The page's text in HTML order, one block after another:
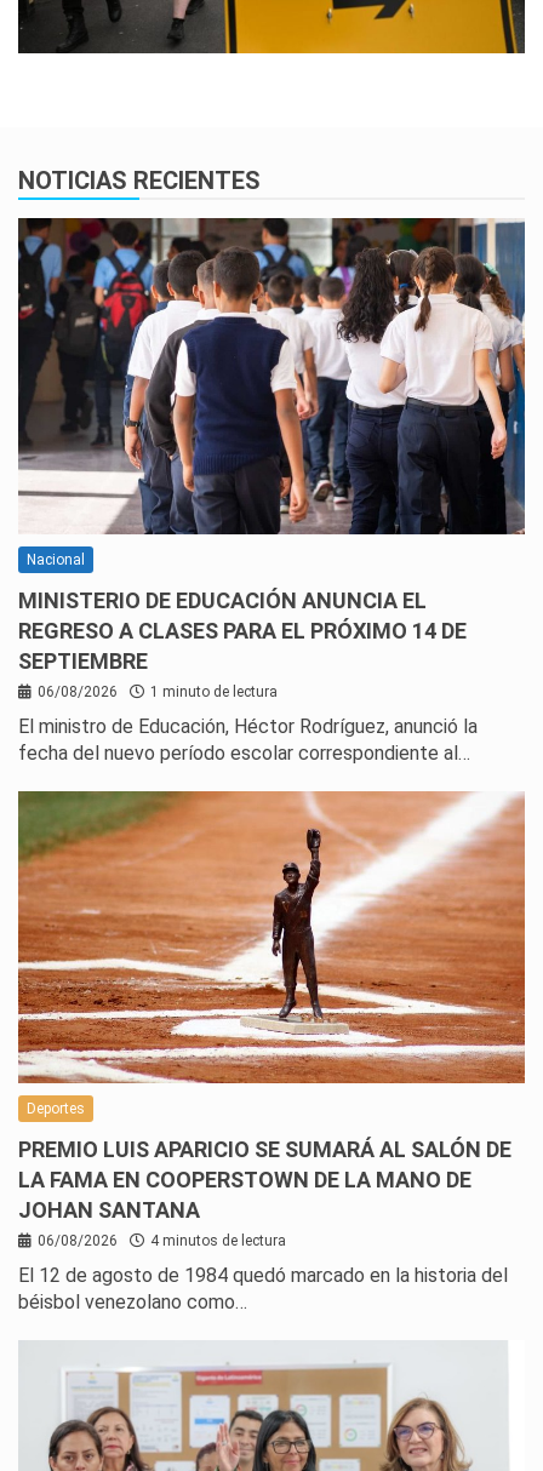
NOTICIAS RECIENTES
Nacional
MINISTERIO DE EDUCACIÓN ANUNCIA EL
REGRESO A CLASES PARA EL PRÓXIMO 14 DE
SEPTIEMBRE
06/08/2026 1 minuto de lectura
El ministro de Educación, Héctor Rodríguez, anunció la
fecha del nuevo período escolar correspondiente al…
Deportes
PREMIO LUIS APARICIO SE SUMARÁ AL SALÓN DE
LA FAMA EN COOPERSTOWN DE LA MANO DE
JOHAN SANTANA
06/08/2026 4 minutos de lectura
El 12 de agosto de 1984 quedó marcado en la historia del
béisbol venezolano como…